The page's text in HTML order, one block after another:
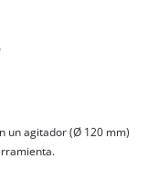
un agitador (Ø 120 mm)